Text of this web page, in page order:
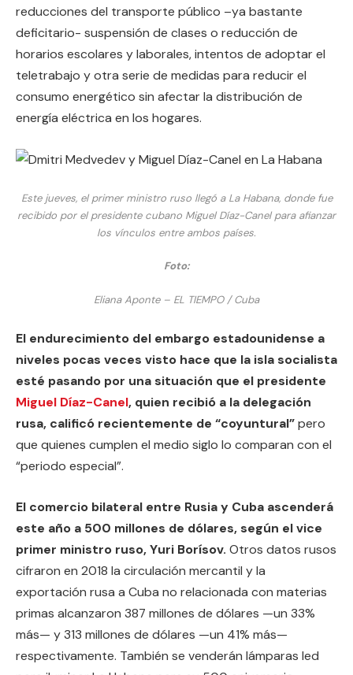
reducciones del transporte público –ya bastante
deficitario- suspensión de clases o reducción de
horarios escolares y laborales, intentos de adoptar el
teletrabajo y otra serie de medidas para reducir el
consumo energético sin afectar la distribución de
energía eléctrica en los hogares.
Este jueves, el primer ministro ruso llegó a La Habana, donde fue
recibido por el presidente cubano Miguel Díaz-Canel para afianzar
los vínculos entre ambos países.
Foto:
Eliana Aponte – EL TIEMPO / Cuba
El endurecimiento del embargo estadounidense a
niveles pocas veces visto hace que la isla socialista
esté pasando por una situación que el presidente
Miguel Díaz-Canel, quien recibió a la delegación
rusa, calificó recientemente de “coyuntural”pero
que quienes cumplen el medio siglo lo comparan con el
“periodo especial”.
El comercio bilateral entre Rusia y Cuba ascenderá
este año a 500 millones de dólares, según el vice
primer ministro ruso, Yuri Borísov. Otros datos rusos
cifraron en 2018 la circulación mercantil y la
exportación rusa a Cuba no relacionada con materias
primas alcanzaron 387 millones de dólares —un 33%
más— y 313 millones de dólares —un 41% más—
respectivamente. También se venderán lámparas led